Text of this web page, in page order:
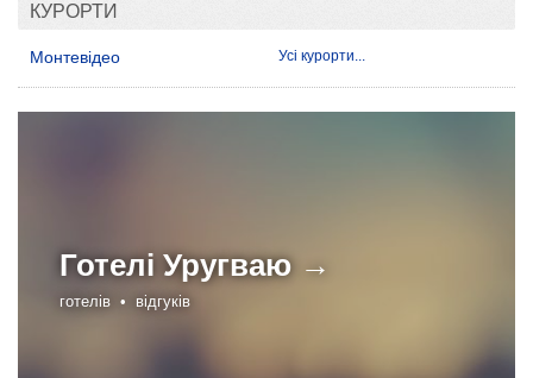
КУРОРТИ
Монтевідео Усі курорти...
Готелі Уругваю →
готелів • відгуків